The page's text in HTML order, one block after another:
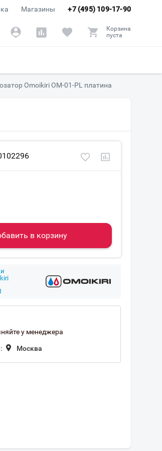
+7 (495) 109-17-90
Магазины
Корзина
пуста
Omoikiri ОМ-01-PL платина
в корзину
у менеджера
Москва